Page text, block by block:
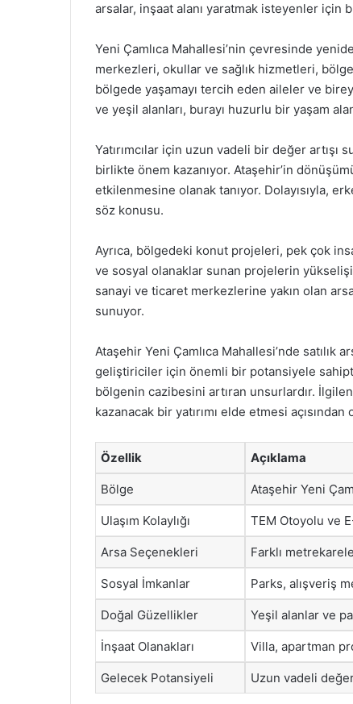
arsalar, inşaat alanı yaratmak isteyenler için
Yeni Çamlıca Mahallesi’nin çevresinde
merkezleri, okullar ve sağlık hizmetleri,
bölgede yaşamayı tercih eden aileler ve
ve yeşil alanları, burayı huzurlu bir yaşam
Yatırımcılar için uzun vadeli bir değer
birlikte önem kazanıyor. Ataşehir’in
etkilenmesine olanak tanıyor. Dolayısıyla,
söz konusu.
Ayrıca, bölgedeki konut projeleri, pek çok
ve sosyal olanaklar sunan projelerin
sanayi ve ticaret merkezlerine yakın olan
sunuyor.
Ataşehir Yeni Çamlıca Mahallesi’nde satılık
geliştiriciler için önemli bir potansiyele
bölgenin cazibesini artıran unsurlardır.
kazanacak bir yatırımı elde etmesi
Özellik Açıklama
Bölge Ataşehir Yeni
Ulaşım Kolaylığı TEM Otoyolu ve
Arsa Seçenekleri Farklı
Sosyal İmkanlar Parks, alışveriş
Doğal Güzellikler Yeşil alanlar ve
İnşaat Olanakları Villa, apartman
Gelecek Potansiyeli Uzun vadeli